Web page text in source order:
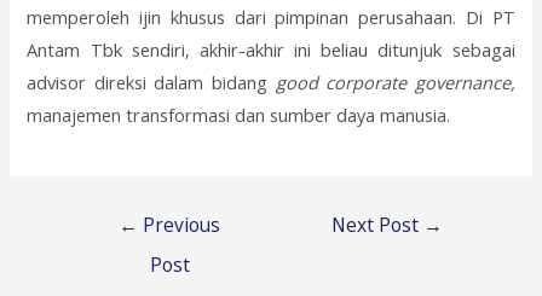
memperoleh ijin khusus dari pimpinan perusahaan. Di PT
Antam Tbk sendiri, akhir-akhir ini beliau ditunjuk sebagai
advisor direksi dalam bidang good corporate governance,
manajemen transformasi dan sumber daya manusia.
← Previous
Post
Next Post →